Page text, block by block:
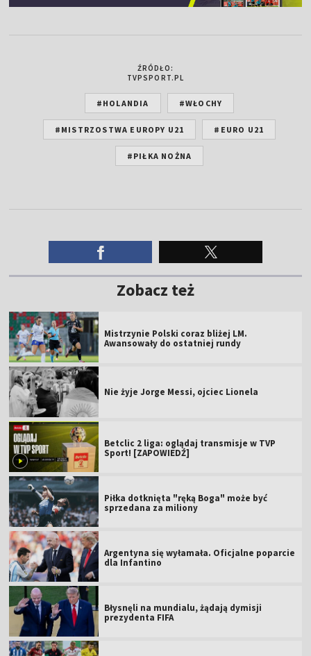
ŹRÓDŁO:
TVPSPORT.PL
#HOLANDIA #WŁOCHY
#MISTRZOSTWA EUROPY U21 #EURO U21
#PIŁKA NOŻNA
Zobacz też
Mistrzynie Polski coraz bliżej LM.
Awansowały do ostatniej rundy
Nie żyje Jorge Messi, ojciec Lionela
Betclic 2 liga: oglądaj transmisje w TVP
Sport! [ZAPOWIEDŹ]
Piłka dotknięta "ręką Boga" może być
sprzedana za miliony
Argentyna się wyłamała. Oficjalne poparcie
dla Infantino
Błysnęli na mundialu, żądają dymisji
prezydenta FIFA